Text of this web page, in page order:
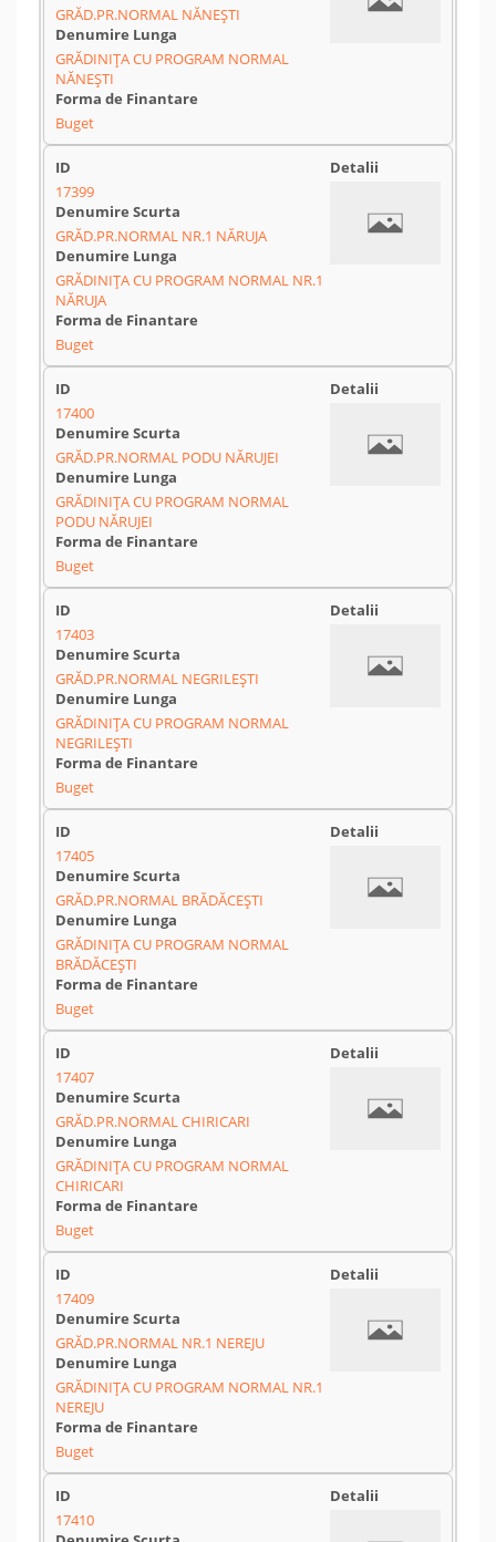
GRĂD.PR.NORMAL NĂNEȘTI
GRĂDINIȚA CU PROGRAM NORMAL
NĂNEȘTI
Buget
17399
GRĂD.PR.NORMAL NR.1 NĂRUJA
GRĂDINIȚA CU PROGRAM NORMAL NR.1
NĂRUJA
Buget
17400
GRĂD.PR.NORMAL PODU NĂRUJEI
GRĂDINIȚA CU PROGRAM NORMAL
PODU NĂRUJEI
Buget
17403
GRĂD.PR.NORMAL NEGRILEȘTI
GRĂDINIȚA CU PROGRAM NORMAL
NEGRILEȘTI
Buget
17405
GRĂD.PR.NORMAL BRĂDĂCEȘTI
GRĂDINIȚA CU PROGRAM NORMAL
BRĂDĂCEȘTI
Buget
17407
GRĂD.PR.NORMAL CHIRICARI
GRĂDINIȚA CU PROGRAM NORMAL
CHIRICARI
Buget
17409
GRĂD.PR.NORMAL NR.1 NEREJU
GRĂDINIȚA CU PROGRAM NORMAL NR.1
NEREJU
Buget
17410